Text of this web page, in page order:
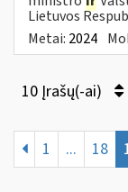
Lietuvos
Metai: 2024
10 Įrašų(-ai)
1 ... 18